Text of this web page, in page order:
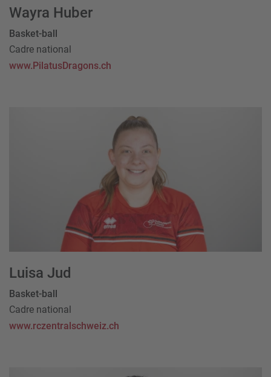
Wayra Huber
Basket-ball
Cadre national
www.PilatusDragons.ch
Luisa Jud
Basket-ball
Cadre national
www.rczentralschweiz.ch